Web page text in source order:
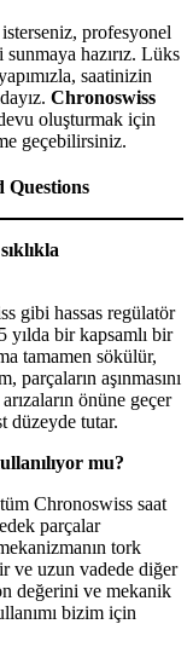
profesyonel
hazırız. Lüks
saatinizin
Chronoswiss
oluşturmak için
geçebilirsiniz.
Questions
gibi hassas regülatör
yılda bir kapsamlı bir
tamamen sökülür,
aşınmasını
önüne geçer
düzeyde tutar.
mu?
Chronoswiss saat
parçalar
tork
ve uzun vadede diğer
değerini ve mekanik
bizim için